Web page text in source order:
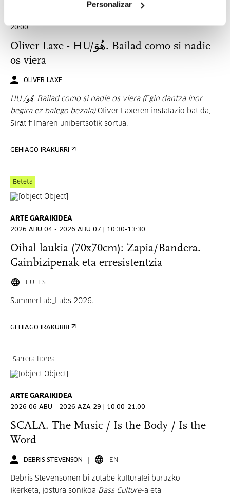
Personalizar
20:00
Oliver Laxe - HU/هُوَ. Bailad como si nadie
os viera
OLIVER LAXE
HU /هُو. Bailad como si nadie os viera (Egin dantza inor
begira ez balego bezala)Oliver Laxeren instalazio bat da,
Sirāt filmaren unibertsotik sortua.
GEHIAGO IRAKURRI
Beteta
ARTE GARAIKIDEA
2026 ABU 04 - 2026 ABU 07 | 10:30-13:30
Oihal laukia (70x70cm): Zapia/Bandera.
Gainbizipenak eta erresistentzia
EU, ES
SummerLab_Labs 2026.
GEHIAGO IRAKURRI
Sarrera librea
ARTE GARAIKIDEA
2026 06 ABU - 2026 AZA 29 | 10:00-21:00
SCALA. The Music / Is the Body / Is the
Word
DEBRIS STEVENSON EN
Debris Stevensonen bi zutabe kulturalei buruzko
ikerketa, jostura sonikoa Bass Culture-a eta